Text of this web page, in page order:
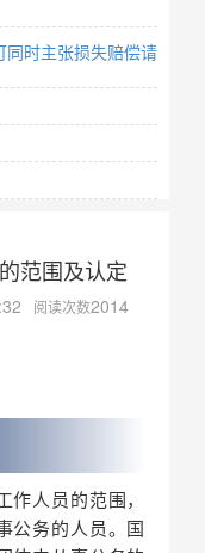
同时主张损失赔偿请
范围及认定
阅读次数2014
作人员的范围，
公务的人员。国